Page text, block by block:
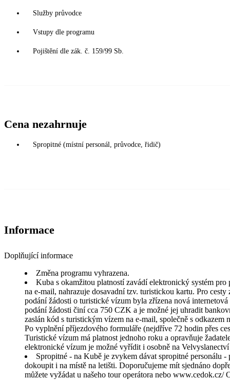
Služby průvodce
Vstupy dle programu
Pojištění dle zák. č. 159/99 Sb.
Cena nezahrnuje
Spropitné (místní personál, průvodce, řidič)
Informace
Doplňující informace
Změna programu vyhrazena.
Kuba s okamžitou platností zavádí elektronický systém
na e-mail, nahrazuje dosavadní tzv. turistickou kartu. Pro
podání žádosti o turistické vízum byla zřízena nová
podání žádosti činí cca 750 CZK a je možné jej uhradit
zaslán kód s turistickým vízem na e-mail, společně s
Po vyplnění příjezdového formuláře (nejdříve 72 hodin přes
Turistické vízum má platnost jednoho roku a opravňuje
elektronické vízum je možné vyřídit i osobně na
Spropitné - na Kubě je zvykem dávat spropitné personálu
dokoupit i na místě na letišti. Doporučujeme mít sjednáno
můžete vyžádat u našeho tour operátora nebo www.cedok.cz/